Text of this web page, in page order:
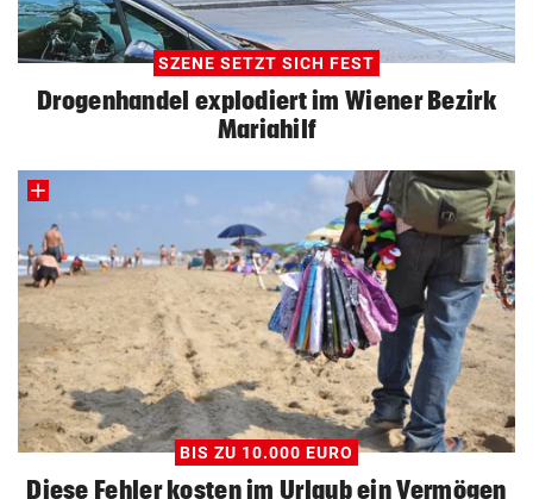
SZENE SETZT SICH FEST
Drogenhandel explodiert im Wiener Bezirk
Mariahilf
BIS ZU 10.000 EURO
Diese Fehler kosten im Urlaub ein Vermögen